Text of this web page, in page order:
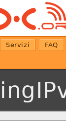
Servizi FAQ